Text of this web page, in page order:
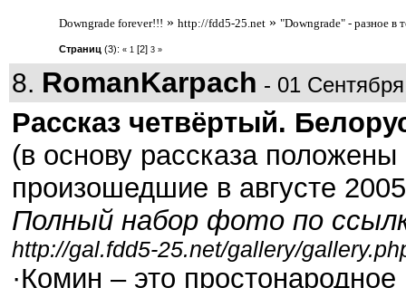
Downgrade forever!!! » http://fdd5-25.net» "Downgrade" - разное в
Страниц (3): « 1 [2] 3 »
8. RomanKarpach - 01
Рассказ четвёртый.
(в основу рассказа
произошедшие в августе
Полный набор фото по
http://gal.fdd5-25.net/gallery/
·Комин – это